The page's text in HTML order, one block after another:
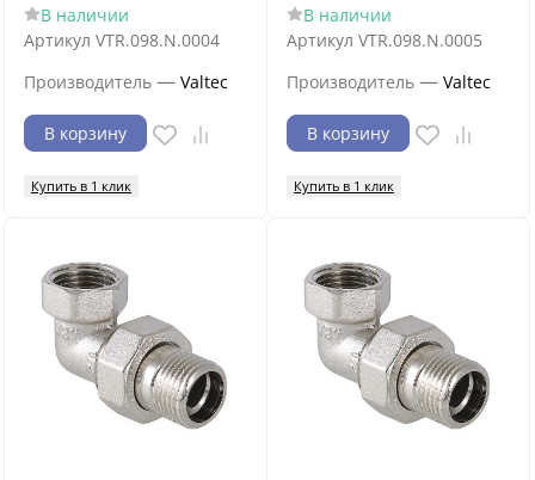
В наличии
Артикул VTR.098.N.0004
Производитель — Valtec
В корзину
Купить в 1 клик
В наличии
Артикул VTR.098.N.0005
Производитель — Valtec
В корзину
Купить в 1 клик